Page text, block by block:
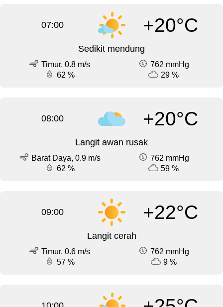
07:00 +20°C
Sedikit mendung
Timur, 0.8 m/s
762 mmHg
62 %
29 %
08:00 +20°C
Langit awan rusak
Barat Daya, 0.9 m/s
762 mmHg
62 %
59 %
09:00 +22°C
Langit cerah
Timur, 0.6 m/s
762 mmHg
57 %
9 %